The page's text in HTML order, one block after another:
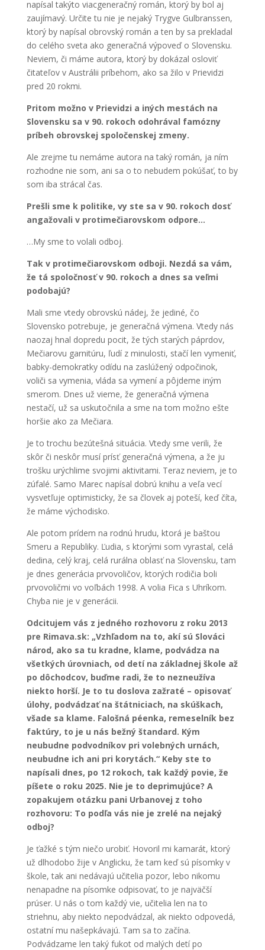
napísal takýto viacgeneračný román, ktorý by bol aj
zaujímavý. Určite tu nie je nejaký Trygve Gulbranssen,
ktorý by napísal obrovský román a ten by sa prekladal
do celého sveta ako generačná výpoveď o Slovensku.
Neviem, či máme autora, ktorý by dokázal osloviť
čitateľov v Austrálii príbehom, ako sa žilo v Prievidzi
pred 20 rokmi.
Pritom možno v Prievidzi a iných mestách na
Slovensku sa v 90. rokoch odohrával famózny
príbeh obrovskej spoločenskej zmeny.
Ale zrejme tu nemáme autora na taký román, ja ním
rozhodne nie som, ani sa o to nebudem pokúšať, to by
som iba strácal čas.
Prešli sme k politike, vy ste sa v 90. rokoch dosť
angažovali v protimečiarovskom odpore…
…My sme to volali odboj.
Tak v protimečiarovskom odboji. Nezdá sa vám,
že tá spoločnosť v 90. rokoch a dnes sa veľmi
podobajú?
Mali sme vtedy obrovskú nádej, že jediné, čo
Slovensko potrebuje, je generačná výmena. Vtedy nás
naozaj hnal dopredu pocit, že tých starých páprdov,
Mečiarovu garnitúru, ľudí z minulosti, stačí len vymeniť,
babky-demokratky odídu na zaslúžený odpočinok,
voliči sa vymenia, vláda sa vymení a pôjdeme iným
smerom. Dnes už vieme, že generačná výmena
nestačí, už sa uskutočnila a sme na tom možno ešte
horšie ako za Mečiara.
Je to trochu bezútešná situácia. Vtedy sme verili, že
skôr či neskôr musí prísť generačná výmena, a že ju
trošku urýchlime svojimi aktivitami. Teraz neviem, je to
zúfalé. Samo Marec napísal dobrú knihu a veľa vecí
vysvetľuje optimisticky, že sa človek aj poteší, keď číta,
že máme východisko.
Ale potom prídem na rodnú hrudu, ktorá je baštou
Smeru a Republiky. Ľudia, s ktorými som vyrastal, celá
dedina, celý kraj, celá rurálna oblasť na Slovensku, tam
je dnes generácia prvovoličov, ktorých rodičia boli
prvovoličmi vo voľbách 1998. A volia Fica s Uhríkom.
Chyba nie je v generácii.
Odcitujem vás z jedného rozhovoru z roku 2013
pre Rimava.sk: „Vzhľadom na to, akí sú Slováci
národ, ako sa tu kradne, klame, podvádza na
všetkých úrovniach, od detí na základnej škole až
po dôchodcov, buďme radi, že to nezneužíva
niekto horší. Je to tu doslova zažraté – opisovať
úlohy, podvádzať na štátniciach, na skúškach,
všade sa klame. Falošná péenka, remeselník bez
faktúry, to je u nás bežný štandard. Kým
neubudne podvodníkov pri volebných urnách,
neubudne ich ani pri korytách.“ Keby ste to
napísali dnes, po 12 rokoch, tak každý povie, že
píšete o roku 2025. Nie je to deprimujúce? A
zopakujem otázku pani Urbanovej z toho
rozhovoru: To podľa vás nie je zrelé na nejaký
odboj?
Je ťažké s tým niečo urobiť. Hovoril mi kamarát, ktorý
už dlhodobo žije v Anglicku, že tam keď sú písomky v
škole, tak ani nedávajú učitelia pozor, lebo nikomu
nenapadne na písomke odpisovať, to je najväčší
prúser. U nás o tom každý vie, učitelia len na to
striehnu, aby niekto nepodvádzal, ak niekto odpovedá,
ostatní mu našepkávajú. Tam sa to začína.
Podvádzame len taký fukot od malých detí po